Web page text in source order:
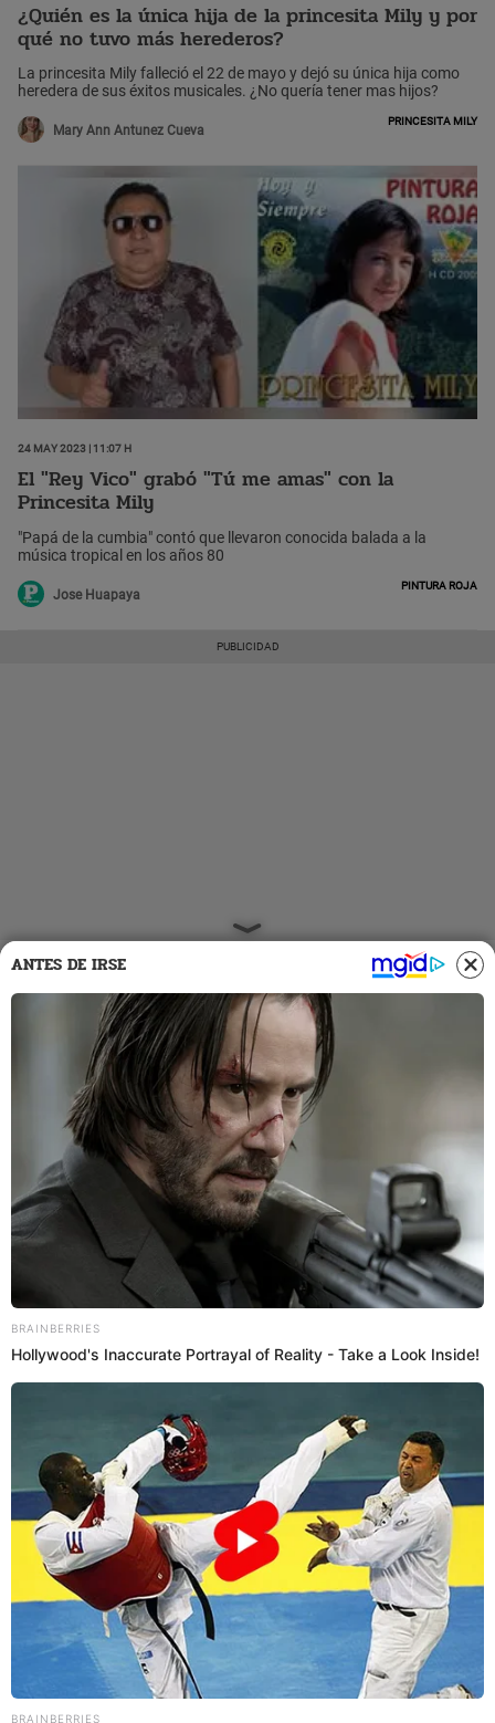
¿Quién es la única hija de la princesita Mily y por
qué no tuvo más herederos?
La princesita Mily falleció el 22 de mayo y dejó su única hija como
heredera de sus éxitos musicales. ¿No quería tener mas hijos?
Mary Ann Antunez Cueva
Princesita Mily
24 May 2023 | 11:07 h
El "Rey Vico" grabó "Tú me amas" con la
Princesita Mily
"Papá de la cumbia" contó que llevaron conocida balada a la
música tropical en los años 80
Jose Huapaya
Pintura Roja
23 May 2023 | 21:26 h
Hija de Princesita Mily conmueve tras muerte de
la cantante: "Ella sabía que iba a partir y nos lo
dijo"
La hija de Princesita Mily, Saraí, se mostró afligida con la partida de
la cantante nacional, quien fue vocalista de Pintura Roja. "Son
momentos bastante difíciles", señaló.
ANTES DE IRSE